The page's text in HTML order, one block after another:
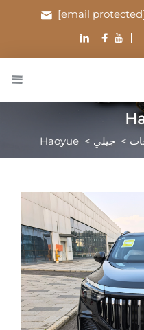
[email protected]
> جيلي >
Haoyue